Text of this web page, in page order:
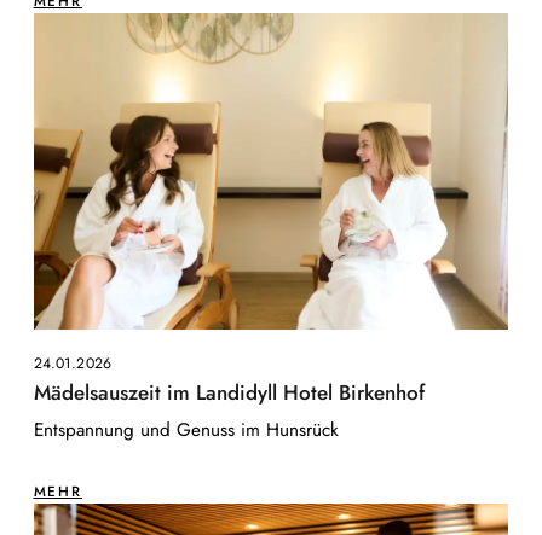
24.01.2026
Mädelsauszeit im Landidyll Hotel Birkenhof
Entspannung und Genuss im Hunsrück
MEHR